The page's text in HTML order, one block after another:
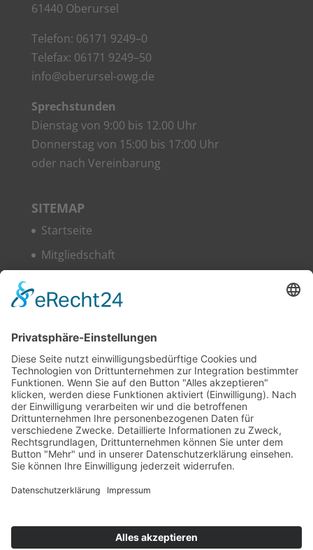
61440 Oberursel
Tele­fon: 06171 9249–0
Tele­fax: 06171 9249–50
info@oberursel-owg.de
Sprech­stun­den
Diens­tag von 9:00 bis 12.00 Uhr
Don­ners­tag von 15:00 bis 17:00 Uhr
oder nach Vereinbarung
SITE­MAP
Start­sei­te
Mit­glied­schaft
Ser­vice
Kon­takt
Impres­sum
Daten­schutz­er­klä­rung
Daten­schutz­er­klä­rung